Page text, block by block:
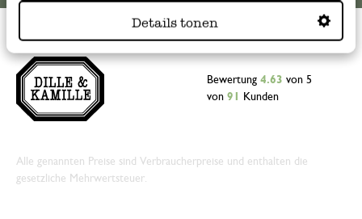
Details tonen
Bewertung 4.63 von 5
von 91 Kunden
Alle genannten Preise sind Verbraucherpreise und enthalten die
gesetzliche Mehrwertsteuer.